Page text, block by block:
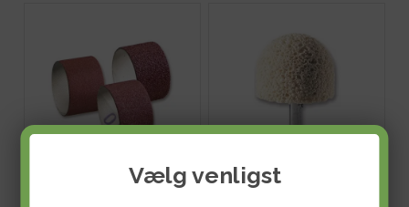
Vælg venligst
Slibehylstre Slibekugle - ø50 mm